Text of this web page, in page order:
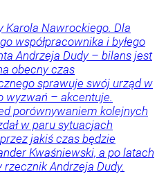
Karola Nawrockiego. Dla
współpracownika i byłego
Andrzeja Dudy – bilans jest
obecny czas
sprawuje swój urząd w
wyzwań – akcentuje.
porównywaniem kolejnych
w paru sytuacjach
jakiś czas będzie
Kwaśniewski, a po latach
rzecznik Andrzeja Dudy.